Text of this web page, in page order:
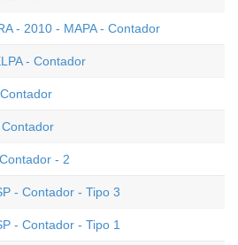
- 2010 - MAPA - Contador
- Contador
- 2
- Contador - Tipo 3
- Contador - Tipo 1